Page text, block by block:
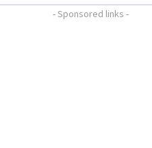
- Sponsored links -